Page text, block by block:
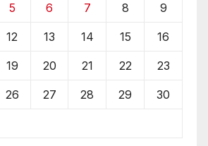
5 6 7 8 9
12 13 14 15 16
19 20 21 22 23
26 27 28 29 30